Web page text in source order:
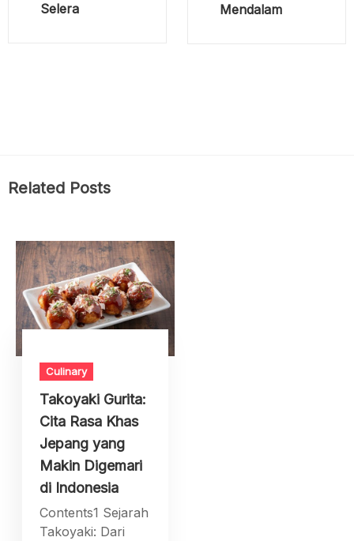
Selera
Mendalam
Related Posts
Culinary
Takoyaki Gurita:
Cita Rasa Khas
Jepang yang
Makin Digemari
di Indonesia
Contents1 Sejarah
Takoyaki: Dari